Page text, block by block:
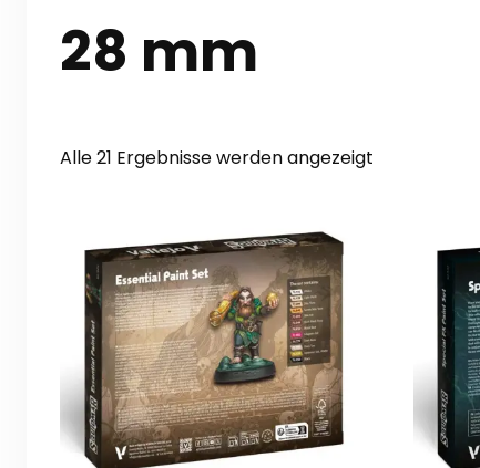
28 mm
Alle 21 Ergebnisse werden angezeigt